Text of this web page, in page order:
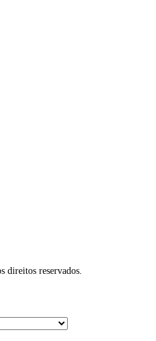
direitos reservados.